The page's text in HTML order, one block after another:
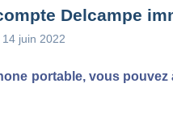
Delcampe
14 juin 2022
portable, vous